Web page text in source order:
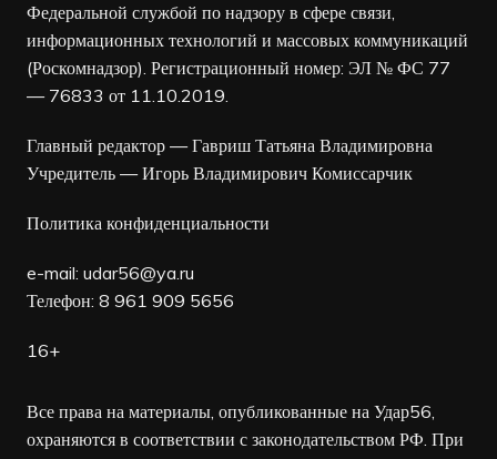
Федеральной службой по надзору в сфере связи,
информационных технологий и массовых коммуникаций
(Роскомнадзор). Регистрационный номер: ЭЛ № ФС 77
— 76833 от 11.10.2019.
Главный редактор — Гавриш Татьяна Владимировна
Учредитель — Игорь Владимирович Комиссарчик
Политика конфиденциальности
e-mail: udar56@ya.ru
Телефон: 8 961 909 5656
16+
Все права на материалы, опубликованные на Удар56,
охраняются в соответствии с законодательством РФ. При